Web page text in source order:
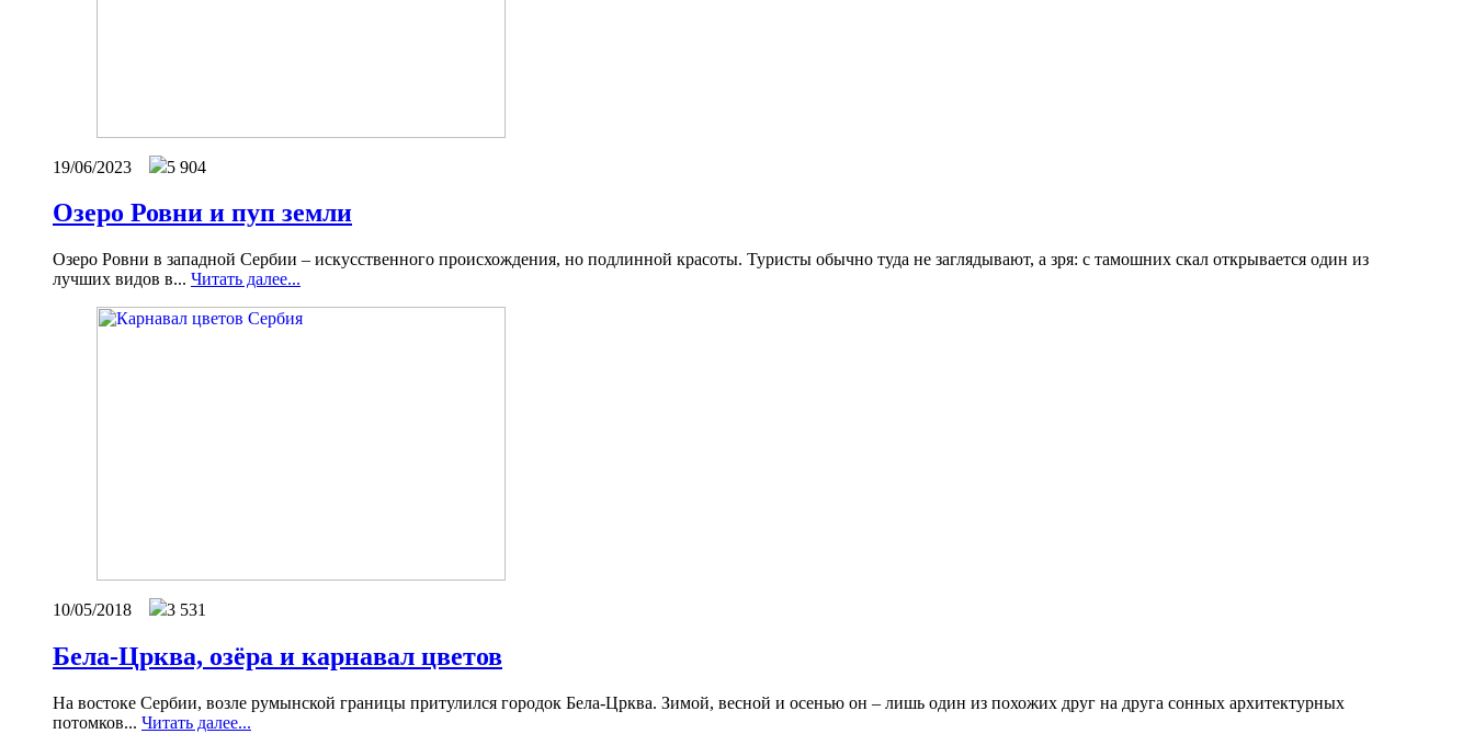
19/06/2023 5 904
Озеро Ровни и пуп земли
Озеро Ровни в западной Сербии – искусственного происхождения, но подлинной красоты. Туристы обычно туда не заглядывают, а зря: с тамошних скал открывается один из
лучших видов в... Читать далее...
10/05/2018 3 531
Бела-Црква, озёра и карнавал цветов
На востоке Сербии, возле румынской границы притулился городок Бела-Црква. Зимой, весной и осенью он – лишь один из похожих друг на друга сонных архитектурных
потомков... Читать далее...